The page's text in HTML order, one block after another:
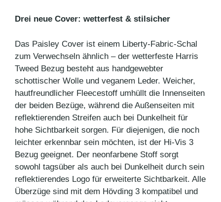
Drei neue Cover: wetterfest & stilsicher
Das Paisley Cover ist einem Liberty-Fabric-Schal
zum Verwechseln ähnlich – der wetterfeste Harris
Tweed Bezug besteht aus handgewebter
schottischer Wolle und veganem Leder. Weicher,
hautfreundlicher Fleecestoff umhüllt die Innenseiten
der beiden Bezüge, während die Außenseiten mit
reflektierenden Streifen auch bei Dunkelheit für
hohe Sichtbarkeit sorgen. Für diejenigen, die noch
leichter erkennbar sein möchten, ist der Hi-Vis 3
Bezug geeignet. Der neonfarbene Stoff sorgt
sowohl tagsüber als auch bei Dunkelheit durch sein
reflektierendes Logo für erweiterte Sichtbarkeit. Alle
Überzüge sind mit dem Hövding 3 kompatibel und